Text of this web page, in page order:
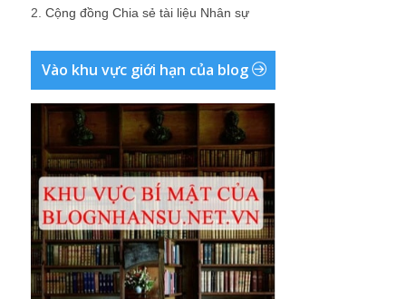
2. Cộng đồng Chia sẻ tài liệu Nhân sự
Vào khu vực giới hạn của blog